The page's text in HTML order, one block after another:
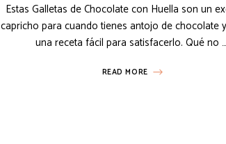
Estas Galletas de Chocolate con Huella son un
capricho para cuando tienes antojo de chocolate
una receta fácil para satisfacerlo. Qué no …
READ MORE